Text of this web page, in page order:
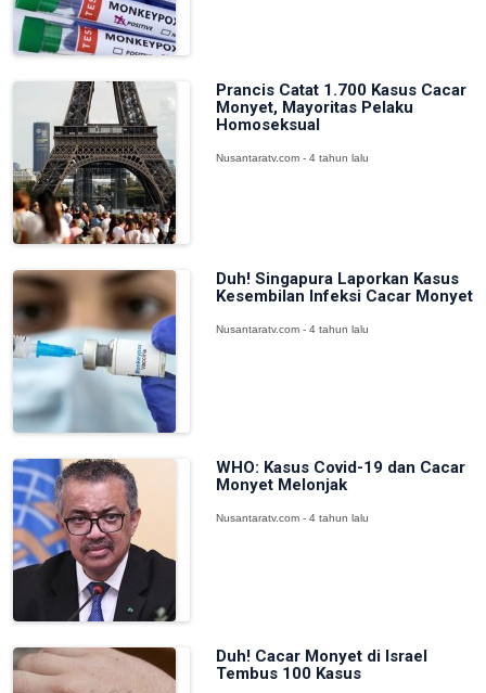
Prancis Catat 1.700 Kasus Cacar
Monyet, Mayoritas Pelaku
Homoseksual
Nusantaratv.com - 4 tahun lalu
Duh! Singapura Laporkan Kasus
Kesembilan Infeksi Cacar Monyet
Nusantaratv.com - 4 tahun lalu
WHO: Kasus Covid-19 dan Cacar
Monyet Melonjak
Nusantaratv.com - 4 tahun lalu
Duh! Cacar Monyet di Israel
Tembus 100 Kasus